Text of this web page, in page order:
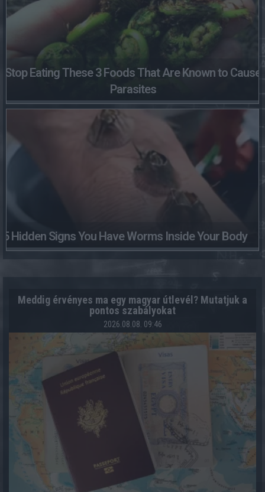
Stop Eating These 3 Foods That Are Known to Cause
Parasites
5 Hidden Signs You Have Worms Inside Your Body
Meddig érvényes ma egy magyar útlevél? Mutatjuk a
pontos szabályokat
2026.08.08. 09:46